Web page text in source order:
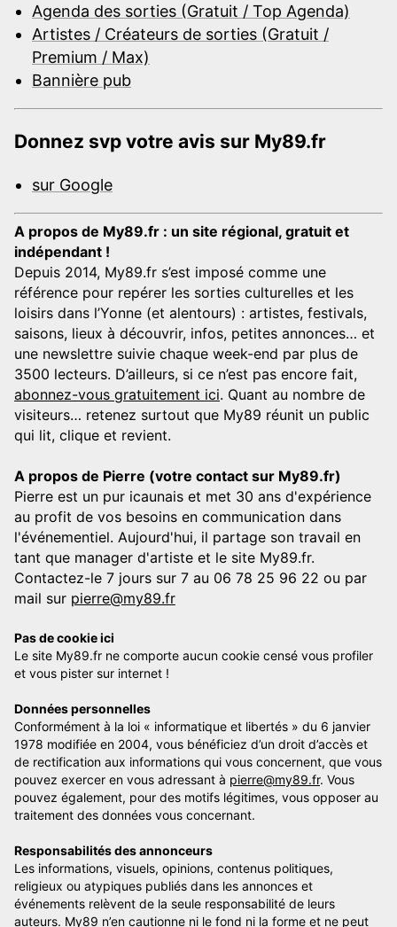
Agenda des sorties (Gratuit / Top Agenda)
Artistes / Créateurs de sorties (Gratuit /
Premium / Max)
Bannière pub
Donnez svp votre avis sur My89.fr
sur Google
A propos de My89.fr : un site régional, gratuit et
indépendant !
Depuis 2014, My89.fr s’est imposé comme une
référence pour repérer les sorties culturelles et les
loisirs dans l’Yonne (et alentours) : artistes, festivals,
saisons, lieux à découvrir, infos, petites annonces… et
une newslettre suivie chaque week-end par plus de
3500 lecteurs. D’ailleurs, si ce n’est pas encore fait,
abonnez-vous gratuitement ici. Quant au nombre de
visiteurs… retenez surtout que My89 réunit un public
qui lit, clique et revient.
A propos de Pierre (votre contact sur My89.fr)
Pierre est un pur icaunais et met 30 ans d'expérience
au profit de vos besoins en communication dans
l'événementiel. Aujourd'hui, il partage son travail en
tant que manager d'artiste et le site My89.fr.
Contactez-le 7 jours sur 7 au 06 78 25 96 22 ou par
mail sur pierre@my89.fr
Pas de cookie ici
Le site My89.fr ne comporte aucun cookie censé vous profiler
et vous pister sur internet !
Données personnelles
Conformément à la loi « informatique et libertés » du 6 janvier
1978 modifiée en 2004, vous bénéficiez d’un droit d’accès et
de rectification aux informations qui vous concernent, que vous
pouvez exercer en vous adressant à pierre@my89.fr. Vous
pouvez également, pour des motifs légitimes, vous opposer au
traitement des données vous concernant.
Responsabilités des annonceurs
Les informations, visuels, opinions, contenus politiques,
religieux ou atypiques publiés dans les annonces et
événements relèvent de la seule responsabilité de leurs
auteurs. My89 n’en cautionne ni le fond ni la forme et ne peut